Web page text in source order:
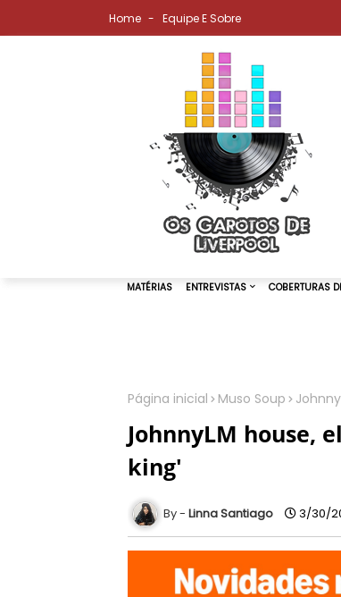
Home Equipe E Sobre
Página inicial Muso Soup
JohnnyLM house,
king'
Linna Santiago 3/30/